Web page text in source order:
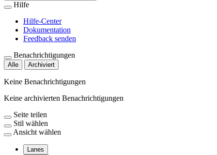
Hilfe
Hilfe-Center
Dokumentation
Feedback senden
Benachrichtigungen
Alle Archiviert
Keine Benachrichtigungen
Keine archivierten Benachrichtigungen
Seite teilen
Stil wählen
Ansicht wählen
Lanes